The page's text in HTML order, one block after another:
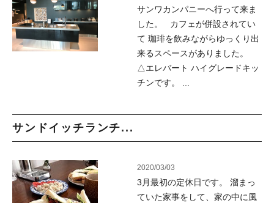
サンワカンパニーへ行って来ま
した。 カフェが併設されてい
て 珈琲を飲みながらゆっくり出
来るスペースがありました。
△エレバート ハイグレードキッ
チンです。 ...
サンドイッチランチ...
2020/03/03
3月最初の定休日です。 溜まっ
ていた家事をして、家の中に風